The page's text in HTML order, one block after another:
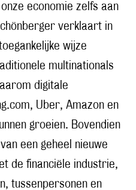
economie zelfs aan
verklaart in
wijze
multinationals
digitale
Uber, Amazon en
groeien. Bovendien
een geheel nieuwe
de financiële industrie,
tussenpersonen en